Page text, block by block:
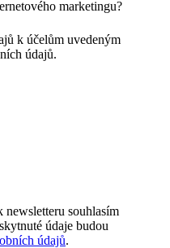
marketingu?
k účelům uvedeným
údajů.
souhlasím
údaje budou
údajů.